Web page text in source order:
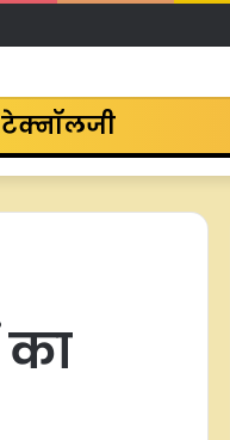
टेक्नॉलजी
का